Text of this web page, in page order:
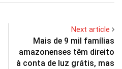
Next article
Mais de 9 mil famílias
amazonenses têm direito
à conta de luz grátis, mas